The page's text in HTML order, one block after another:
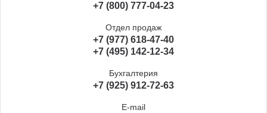
+7 (800) 777-04-23
Отдел продаж
+7 (977) 618-47-40
+7 (495) 142-12-34
Бухгалтерия
+7 (925) 912-72-63
E-mail